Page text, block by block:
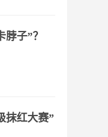
子”？
抹红大赛”